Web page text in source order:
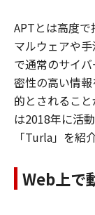
APTとは高度
マルウェアや
で通常のサイ
密性の高い情
的とされるこ
は2018年に活
「Turla」を紹
Web上で